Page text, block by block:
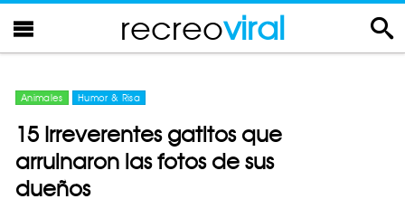
recreoviral
Animales Humor & Risa
15 Irreverentes gatitos que
arruinaron las fotos de sus
dueños